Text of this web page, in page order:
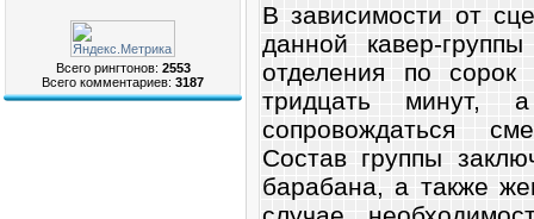
Всего рингтонов: 2553
Всего комментариев: 3187
В зависимости от
данной кавер-
отделения по
тридцать
сопровождаться
Состав группы
барабана, а также